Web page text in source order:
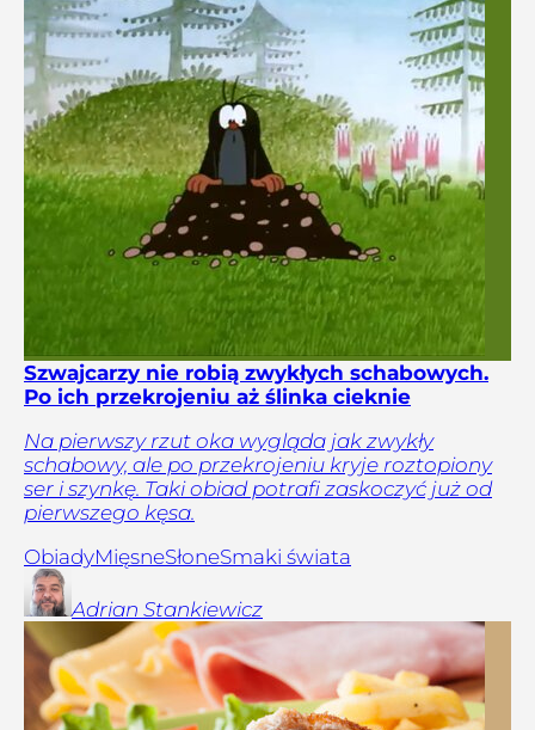
Szwajcarzy nie robią zwykłych schabowych.
Po ich przekrojeniu aż ślinka cieknie
Na pierwszy rzut oka wygląda jak zwykły
schabowy, ale po przekrojeniu kryje roztopiony
ser i szynkę. Taki obiad potrafi zaskoczyć już od
pierwszego kęsa.
ObiadyMięsneSłoneSmaki świata
Adrian Stankiewicz